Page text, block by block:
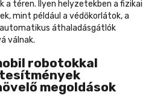
a téren. Ilyen helyzetekben a fizikai
mint például a védőkorlátok, a
áthaladásgátlók
válnak.
robotokkal
megoldások